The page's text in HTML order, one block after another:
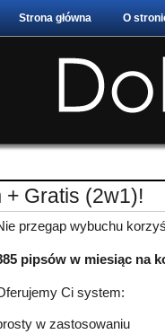
Strona główna O
+ Gratis (2w1)!
przegap wybuchu
pipsów w miesiąc na
Ci system:
w zastosowaniu